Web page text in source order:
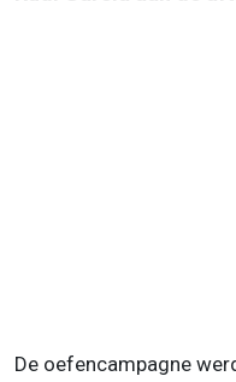
De oefencampagne